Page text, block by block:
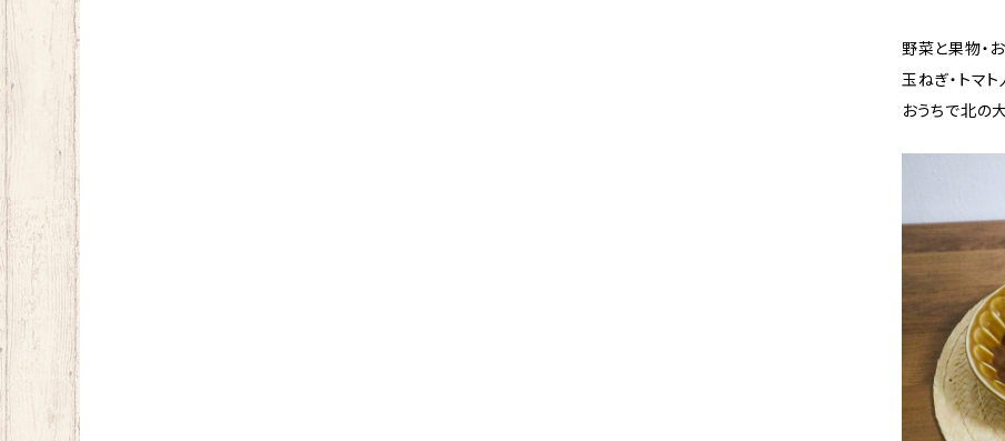
野菜と果物・
玉ねぎ・トマ
おうちで北の